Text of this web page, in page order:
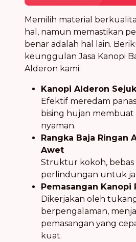
Memilih material
hal, namun memastikan
benar adalah hal lain.
keunggulan Jasa Kanopi
Alderon kami:
Kanopi Alderon
Efektif meredam
bising hujan
nyaman.
Rangka Baja Ringan
Awet
Struktur kokoh, bebas
perlindungan untuk
Pemasangan Kanopi
Dikerjakan oleh
berpengalaman,
pemasangan yang
kuat.